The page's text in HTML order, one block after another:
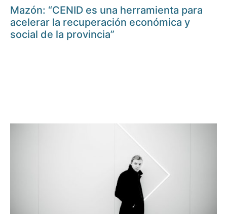
Mazón: “CENID es una herramienta para
acelerar la recuperación económica y
social de la provincia”